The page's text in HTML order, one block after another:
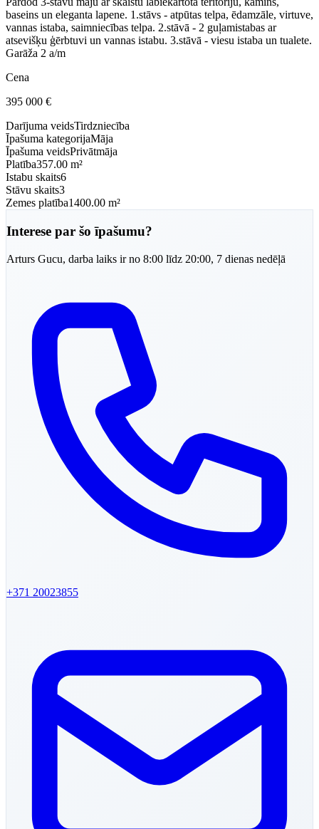
baseins un eleganta lapene. 1.stāvs - atpūtas telpa, ēdamzāle, virtuve,
vannas istaba, saimniecības telpa. 2.stāvā - 2 guļamistabas ar
atsevišķu ģērbtuvi un vannas istabu. 3.stāvā - viesu istaba un tualete.
Garāža 2 a/m
Cena
395 000 €
Darījuma veidsTirdzniecība
Īpašuma kategorijaMāja
Īpašuma veidsPrivātmāja
Platība357.00 m²
Istabu skaits6
Stāvu skaits3
Zemes platība1400.00 m²
Interese par šo īpašumu?
Arturs Gucu, darba laiks ir no 8:00 līdz 20:00, 7 dienas nedēļā
+371 20023855